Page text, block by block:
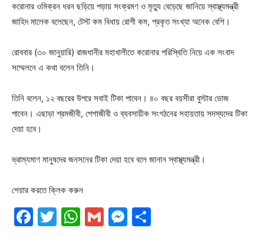
করোনার ওমিক্রন ধরন ছড়িয়ে পড়ায় সংক্রমণ ও মৃত্যু বেড়েছে জানিয়ে স্বাস্থ্যমন্ত্রী
জাহিদ মালেক বলেছেন, টেস্ট কম বিধায় রোগী কম, প্রকৃত সংখ্যা অনেক বেশি।
রোববার (৩০ জানুয়ারি) রাজধানীর মহাখালীতে করোনার পরিস্থিতি নিয়ে এক সংবাদ
সম্মেলনে এ কথা বলেন তিনি।
তিনি বলেন, ১২ বছরের উপরে সবাই টিকা পাবেন। ৪০ বছর বয়সীরা বুস্টার ডোজ
পাবেন। এছাড়া শ্রমজীবী, পেশাজীবী ও ব্যবসায়ীক সংগঠনের সহায়তায় সদস্যদের টিকা
দেয়া হবে।
ভ্রাম্যমাণ মানুষদের জনসনের টিকা দেয়া হবে বলে জানান স্বাস্থ্যমন্ত্রী।
শেয়ার করতে ক্লিক করুন
Facebook
Twitter
WhatsApp
GmailMessenger